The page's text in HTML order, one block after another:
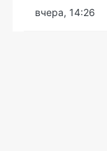
вчера, 14:26